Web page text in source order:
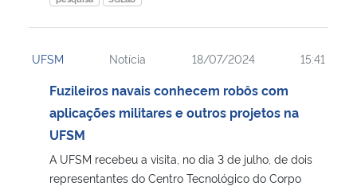
UFSM Notícia 18/07/2024 15:41
Fuzileiros navais conhecem robôs com
aplicações militares e outros projetos na
UFSM
A UFSM recebeu a visita, no dia 3 de julho, de dois
representantes do Centro Tecnológico do Corpo